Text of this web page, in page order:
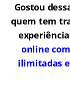
Gostou
quem tem
online
ilimitadas